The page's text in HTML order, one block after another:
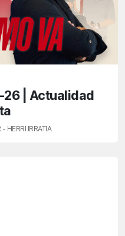
26 | Actualidad
HERRI IRRATIA